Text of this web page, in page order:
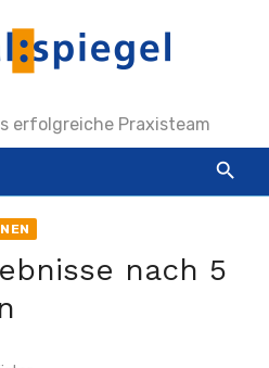
erfolgreiche Praxisteam
nach 5